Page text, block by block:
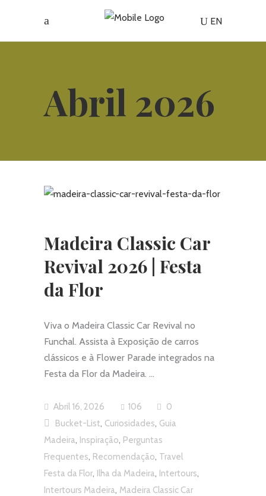
EN
Abril 2026
Madeira Classic Car
Revival 2026 | Festa
da Flor
Viva o Madeira Classic Car Revival no
Funchal. Assista à Exposição de carros
clássicos e à Flower Parade integrados na
Festa da Flor da Madeira.
Abril 16, 2026 106
0
Bucket-List, Curiosidades, Guia
Madeira, Inspiração, Perguntas
Frequentes, Recomendação, Travel
Festa da Flor, Ilha da Madeira, Intertours,
Intertours Madeira, Madeira Classic Car